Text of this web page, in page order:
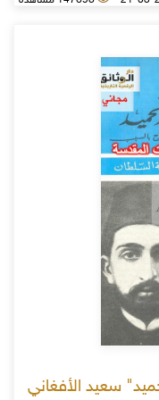
سعيد الأفغاني